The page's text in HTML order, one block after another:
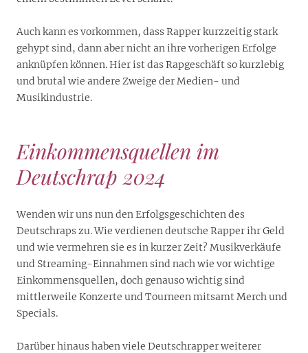
Auch kann es vorkommen, dass Rapper kurzzeitig stark
gehypt sind, dann aber nicht an ihre vorherigen Erfolge
anknüpfen können. Hier ist das Rapgeschäft so kurzlebig
und brutal wie andere Zweige der Medien- und
Musikindustrie.
Einkommensquellen im
Deutschrap 2024
Wenden wir uns nun den Erfolgsgeschichten des
Deutschraps zu. Wie verdienen deutsche Rapper ihr Geld
und wie vermehren sie es in kurzer Zeit? Musikverkäufe
und Streaming-Einnahmen sind nach wie vor wichtige
Einkommensquellen, doch genauso wichtig sind
mittlerweile Konzerte und Tourneen mitsamt Merch und
Specials.
Darüber hinaus haben viele Deutschrapper weiterer